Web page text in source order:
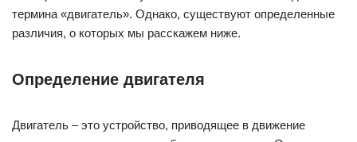
подразумевает прямого использования топлива для
создания движения.
Хотя термины «мотор» и «двигатель» часто используются
как синонимы, они могут иметь различное значение в
автомобили с электродвигателями и вспомогательными